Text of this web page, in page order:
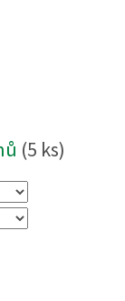
(5 ks)